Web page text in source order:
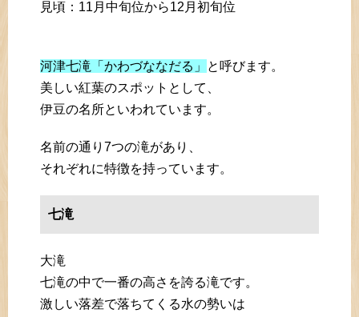
見頃：11月中旬位から12月初旬位
河津七滝「かわづななだる」
と呼びます。
美しい紅葉のスポットとして、
伊豆の名所といわれています。
名前の通り7つの滝があり、
それぞれに特徴を持っています。
七滝
大滝
七滝の中で一番の高さを誇る滝です。
激しい落差で落ちてくる水の勢いは